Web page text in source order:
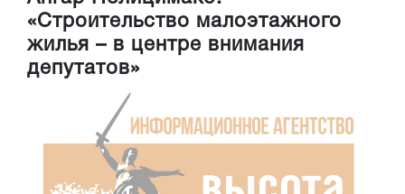
«Строительство малоэтажного
жилья – в центре внимания
депутатов»